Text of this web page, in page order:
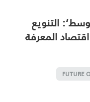
التنويع
المعرفة
FUTURE